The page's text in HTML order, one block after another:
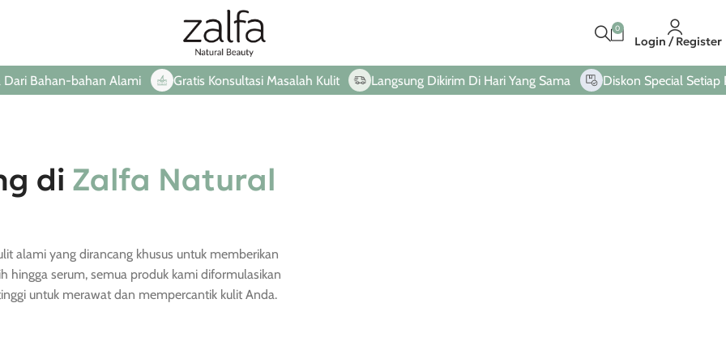
0
Login / Register
Bahan-bahan Alami Gratis Konsultasi Masalah Kulit Langsung Dikirim Di Hari Yang Sama Diskon Special Setiap
di Zalfa Natural
alami yang dirancang khusus untuk memberikan
hingga serum, semua produk kami diformulasikan
untuk merawat dan mempercantik kulit Anda.